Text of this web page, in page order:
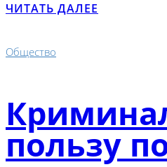
ЧИТАТЬ ДАЛЕЕ
Общество
пользу